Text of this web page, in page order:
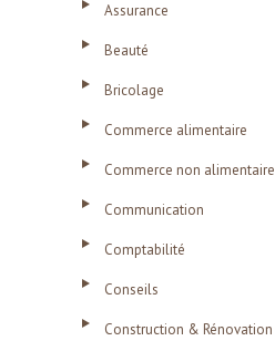
Assurance
Beauté
Bricolage
Commerce alimentaire
Commerce non alimentaire
Communication
Comptabilité
Conseils
Construction & Rénovation